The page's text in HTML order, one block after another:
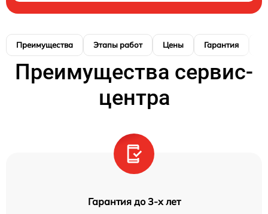
Преимущества Этапы работ Цены Гарантия
Преимущества сервис-
центра
Гарантия до 3-х лет